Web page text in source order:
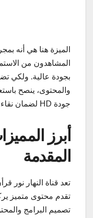
الميزة هنا هي أنه
المشاهدون من
بجودة عالية. ولكي
والمحتوى، ينصح
جودة HD لضمان نقاء الصوت والصورة.
أبرز
المقدمة
تعد قناة النهار نور
تقدم محتوى متميز
تصميم البرامج